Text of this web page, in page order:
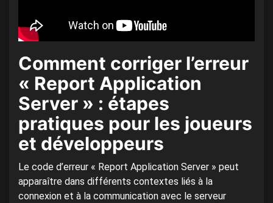
Comment corriger l’erreur
« Report Application
Server » : étapes
pratiques pour les joueurs
et développeurs
Le code d’erreur « Report Application Server » peut
apparaître dans différents contextes liés à la
connexion et à la communication avec le serveur